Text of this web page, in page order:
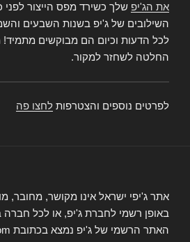
את הג'יפ שלך כשירד מפס הייצור לפני
השילובים של ג'יפ בשנות השבעים
לכל הדעות וכיום הם מבוקשים מתמיד!
החלטה לשחזר למקור.
לפרטים נוספים והצטרפות לחצו פה
אתר ג'יפי ישראל אינו מקושר, מחובר,
באופן רשמי לחברת ג'יפ, או לכל